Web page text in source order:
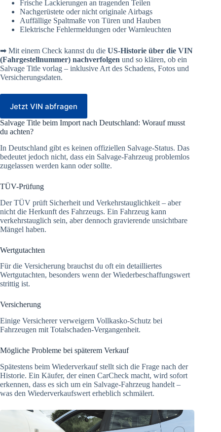
Frische Lackierungen an tragenden Teilen
Nachgerüstete oder nicht originale Airbags
Auffällige Spaltmaße von Türen und Hauben
Elektrische Fehlermeldungen oder Warnleuchten
➡ Mit einem Check kannst du die US-Historie über die VIN
(Fahrgestellnummer) nachverfolgen und so klären, ob ein
Salvage Title vorlag – inklusive Art des Schadens, Fotos und
Versicherungsdaten.
Jetzt VIN abfragen
Salvage Title beim Import nach Deutschland: Worauf musst
du achten?
In Deutschland gibt es keinen offiziellen Salvage-Status. Das
bedeutet jedoch nicht, dass ein Salvage-Fahrzeug problemlos
zugelassen werden kann oder sollte.
TÜV-Prüfung
Der TÜV prüft Sicherheit und Verkehrstauglichkeit – aber
nicht die Herkunft des Fahrzeugs. Ein Fahrzeug kann
verkehrstauglich sein, aber dennoch gravierende unsichtbare
Mängel haben.
Wertgutachten
Für die Versicherung brauchst du oft ein detailliertes
Wertgutachten, besonders wenn der Wiederbeschaffungswert
strittig ist.
Versicherung
Einige Versicherer verweigern Vollkasko-Schutz bei
Fahrzeugen mit Totalschaden-Vergangenheit.
Mögliche Probleme bei späterem Verkauf
Spätestens beim Wiederverkauf stellt sich die Frage nach der
Historie. Ein Käufer, der einen CarCheck macht, wird sofort
erkennen, dass es sich um ein Salvage-Fahrzeug handelt –
was den Wiederverkaufswert erheblich schmälert.